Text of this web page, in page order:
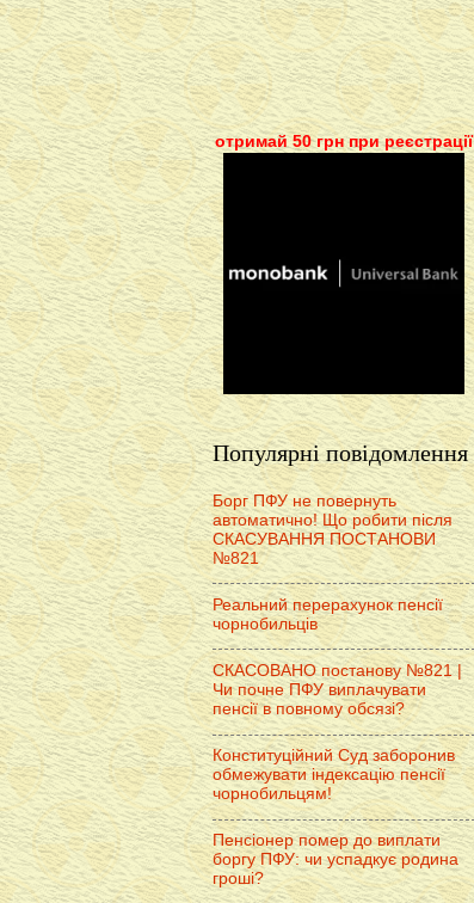
отримай 50 грн при реєстрації
Популярні повідомлення
Борг ПФУ не повернуть
автоматично! Що робити після
СКАСУВАННЯ ПОСТАНОВИ
№821
Реальний перерахунок пенсії
чорнобильців
СКАСОВАНО постанову №821 |
Чи почне ПФУ виплачувати
пенсії в повному обсязі?
Конституційний Суд заборонив
обмежувати індексацію пенсії
чорнобильцям!
Пенсіонер помер до виплати
боргу ПФУ: чи успадкує родина
гроші?